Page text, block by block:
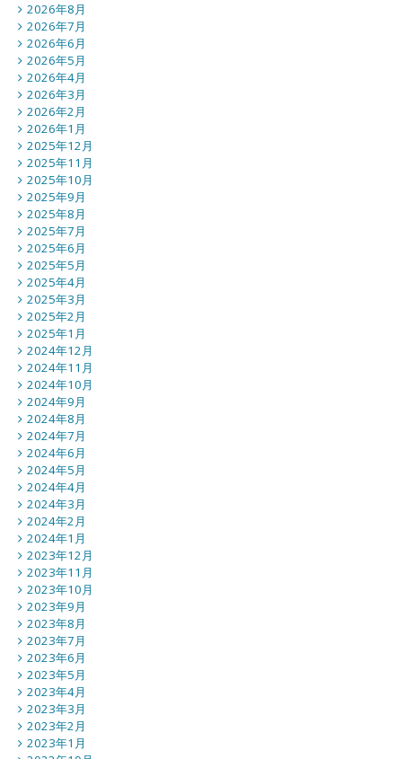
2026年8月
2026年7月
2026年6月
2026年5月
2026年4月
2026年3月
2026年2月
2026年1月
2025年12月
2025年11月
2025年10月
2025年9月
2025年8月
2025年7月
2025年6月
2025年5月
2025年4月
2025年3月
2025年2月
2025年1月
2024年12月
2024年11月
2024年10月
2024年9月
2024年8月
2024年7月
2024年6月
2024年5月
2024年4月
2024年3月
2024年2月
2024年1月
2023年12月
2023年11月
2023年10月
2023年9月
2023年8月
2023年7月
2023年6月
2023年5月
2023年4月
2023年3月
2023年2月
2023年1月